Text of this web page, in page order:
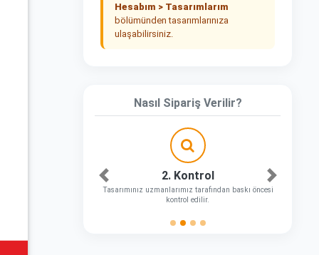
Hesabım > Tasarımlarım
bölümünden tasarımlarınıza
ulaşabilirsiniz.
Nasıl Sipariş Verilir?
2. Kontrol
Tasarımınız uzmanlarımız tarafından baskı öncesi
kontrol edilir.
Önceki Sonraki